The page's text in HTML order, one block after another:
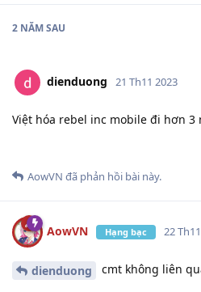
2 NĂMSAU
dienduong 21 Th11 2023
Việt hóa rebel inc mobile đi hơn 3
AowVN đã phản hồi bài này.
AowVN Hạng bạc 22
dienduong cmt không liên